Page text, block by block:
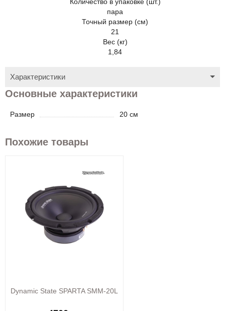
пара
Точный размер (см)
21
Вес (кг)
1,84
Характеристики
Основные характеристики
Размер 20 см
Похожие товары
Dynamic State SPARTA SMM-20L